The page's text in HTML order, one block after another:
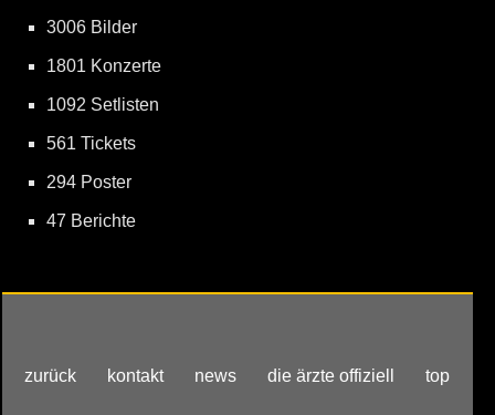
3006 Bilder
1801 Konzerte
1092 Setlisten
561 Tickets
294 Poster
47 Berichte
zurück kontakt news die ärzte offiziell top